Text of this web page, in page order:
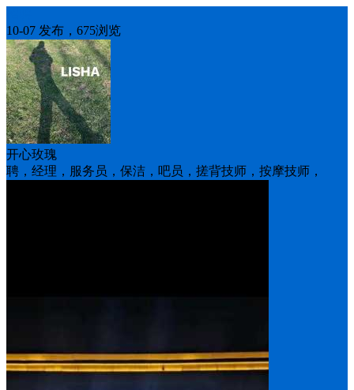
10-07 发布，675浏览
开心玫瑰
聘，经理，服务员，保洁，吧员，搓背技师，按摩技师，